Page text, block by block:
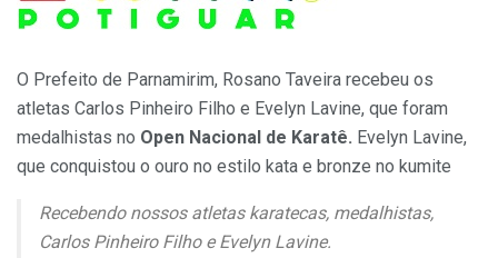
O Prefeito de Parnamirim, Rosano Taveira recebeu os
atletas Carlos Pinheiro Filho e Evelyn Lavine, que foram
medalhistas no Open Nacional de Karatê. Evelyn Lavine,
que conquistou o ouro no estilo kata e bronze no kumite
Recebendo nossos atletas karatecas, medalhistas,
Carlos Pinheiro Filho e Evelyn Lavine.